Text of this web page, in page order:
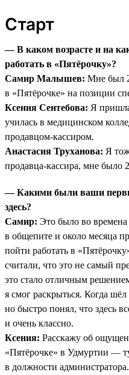
Старт
— В каком возрасте и на
работать в «Пятёрочку»?
Самир Малышев: Мне был
в «Пятёрочке» на позиции
Ксения Сентебова: Я
училась в медицинском
продавцом-кассиром.
Анастасия Труханова: Я
продавца-кассира, мне было
— Какими были ваши
здесь?
Самир: Это было во времена
в общепите и около месяца
пойти работать в
считали, что это не самый
это стало отличным
я смог раскрыться. Когда
но быстро понял, что здесь
и очень классно.
Ксения: Расскажу об
«Пятёрочке» в Удмуртии —
в должности